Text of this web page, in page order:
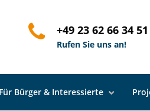
+49 23 62 66 34 51
Rufen Sie uns an!
Für Bürger & Interessierte